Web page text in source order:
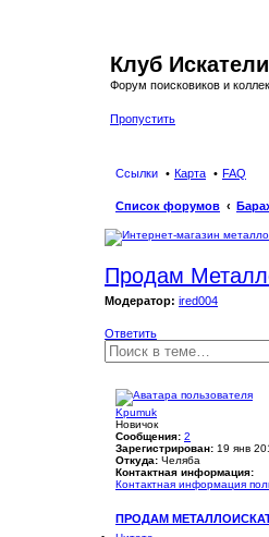
Клуб
Форум поисковиков и
Пропустить
Ссылки Карта FAQ
Список форумов
Продам
Модератор: ired004
Ответить
Kpumuk
Новичок
Сообщения: 2
Зарегистрирован: 19 янв
Откуда: Челяба
Контактная информация:
Контактная информация
ПРОДАМ